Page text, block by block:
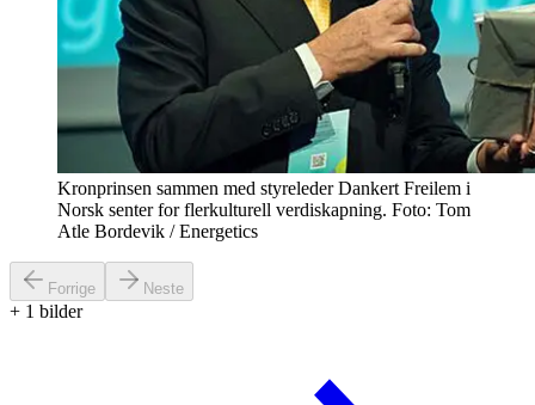
Kronprinsen sammen med styreleder Dankert Freilem i
Norsk senter for flerkulturell verdiskapning. Foto: Tom
Atle Bordevik / Energetics
Forrige Neste
+ 1 bilder